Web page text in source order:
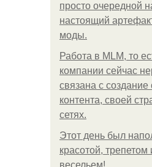
просто очередной
настоящий
моды.
Работа в MLM, то
компании сейчас
связана с создание
контента, своей
сетях.
Этот день был
красотой,
весельем!